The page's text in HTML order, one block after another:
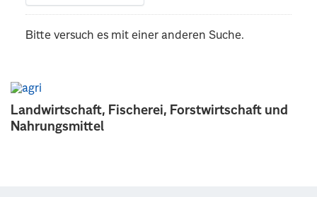
Landwirtschaft, Fischerei, Forstwirtschaft und
Nahrungsmittel
Bitte versuch es mit einer anderen Suche.